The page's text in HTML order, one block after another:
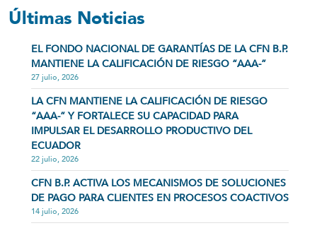
Últimas Noticias
EL FONDO NACIONAL DE GARANTÍAS DE LA CFN B.P.
MANTIENE LA CALIFICACIÓN DE RIESGO “AAA-”
27 julio, 2026
LA CFN MANTIENE LA CALIFICACIÓN DE RIESGO
“AAA-” Y FORTALECE SU CAPACIDAD PARA
IMPULSAR EL DESARROLLO PRODUCTIVO DEL
ECUADOR
22 julio, 2026
CFN B.P. ACTIVA LOS MECANISMOS DE SOLUCIONES
DE PAGO PARA CLIENTES EN PROCESOS COACTIVOS
14 julio, 2026